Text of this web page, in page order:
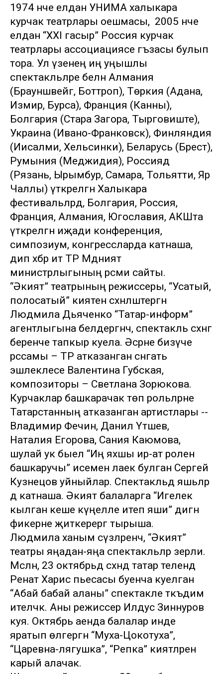
1974 нче елдан УНИМА халыкара
курчак театрлары оешмасы, ә 2005 нче
елдан “XXI гасыр” Россия курчак
театрлары ассоциациясе әгъзасы булып
тора. Ул үзенең иң уңышлы
спектакльләре белән Алмания
(Брауншвейг, Боттроп), Төркия (Адана,
Измир, Бурса), Франция (Канны),
Болгария (Стара Загора, Тырговиште),
Украина (Ивано-Франковск), Финляндия
(Иисалми, Хельсинки), Беларусь (Брест),
Румыния (Меджидия), Россиядә
(Рязань, Ырымбур, Самара, Тольятти, Яр
Чаллы) үткәрелгән Халыкара
фестивальләрдә, Болгария, Россия,
Франция, Алмания, Югославия, АКШта
үткәрелгән иҗади конференция,
симпозиум, конгрессларда катнаша,
дип хәбәр итә ТР Мәдәният
министрлыгының рәсми сайты.
“Әкият” театрының режиссеры, “Усатый,
полосатый” әкиятен сәхнәләштергән
Людмила Дьяченко “Татар-информ”
агентлыгына белдергәнчә, спектакль сәхнәгә
беренче тапкыр куела. Әсәрне бизәүче
рәссамы – ТР атказанган сәнгать
эшлеклесе Валентина Губская,
композиторы – Светлана Зорюкова.
Курчаклар башкарачак төп рольләрне
Татарстанның атказанган артистлары --
Владимир Фечин, Данил Үтәшев,
Наталия Егорова, Сания Каюмова,
шулай ук быел “Иң яхшы ир-ат ролен
башкаручы” исеменә лаек булган Сергей
Кузнецов уйныйлар. Спектакльдә яшьләр
дә катнаша. Әкият балаларга “Игелек
кылган кеше күңелле итеп яши” дигән
фикерне җиткерергә тырыша.
Людмила ханым сүзләренчә, “Әкият”
театры яңадан-яңа спектакльләр әзерли.
Мәсәлән, 23 октябрьдә сәхнәдә татар телендә
Ренат Харис пьесасы буенча куелган
“Абай бабай аланы” спектакле тәкъдим
ителәчәк. Аны режиссер Илдус Зиннуров
куя. Октябрь аенда балалар инде
яратып өлгергән “Муха-Цокотуха”,
“Царевна-лягушка”, “Репка” әкиятләрен
карый алачак.